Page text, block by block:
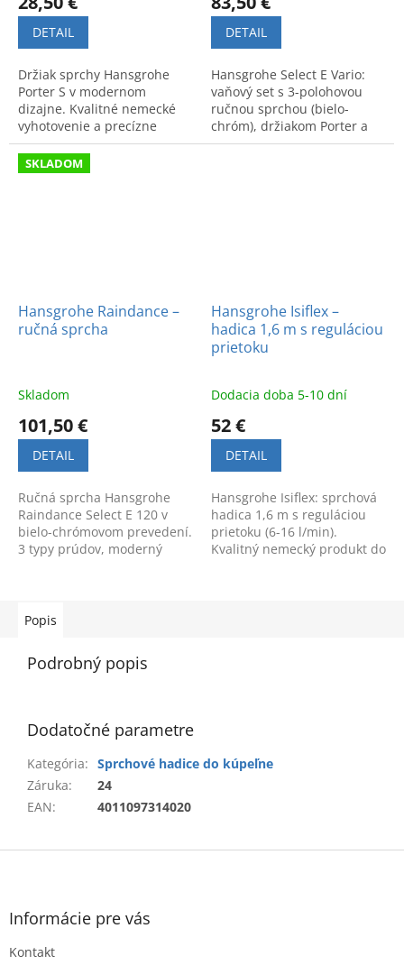
DETAIL
Držiak sprchy Hansgrohe
Porter S v modernom
dizajne. Kvalitné nemecké
vyhotovenie a precízne
spracovanie. Kód produktu:
28331000.
DETAIL
Hansgrohe Select E Vario:
vaňový set s 3-polohovou
ručnou sprchou (bielo-
chróm), držiakom Porter a
1,6 m hadicou Isiflex.
SKLADOM
Hansgrohe Raindance –
ručná sprcha
Skladom
101,50 €
DETAIL
Ručná sprcha Hansgrohe
Raindance Select E 120 v
bielo-chrómovom prevedení.
3 typy prúdov, moderný
Hansgrohe Isiflex –
hadica 1,6 m s reguláciou
prietoku
Dodacia doba 5-10 dní
52 €
DETAIL
Hansgrohe Isiflex: sprchová
hadica 1,6 m s reguláciou
prietoku (6-16 l/min).
Kvalitný nemecký produkt do
Popis
Podrobný popis
Dodatočné parametre
Kategória: Sprchové hadice do kúpeľne
Záruka:
24
EAN: 4011097314020
Z
Informácie pre vás
Kontakt